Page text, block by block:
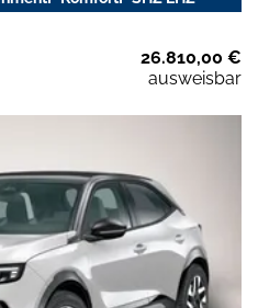
26.810,00 €
ausweisbar